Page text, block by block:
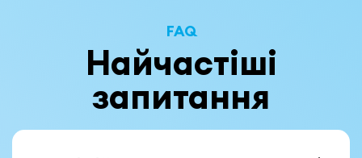
FAQ
Найчастіші
запитання